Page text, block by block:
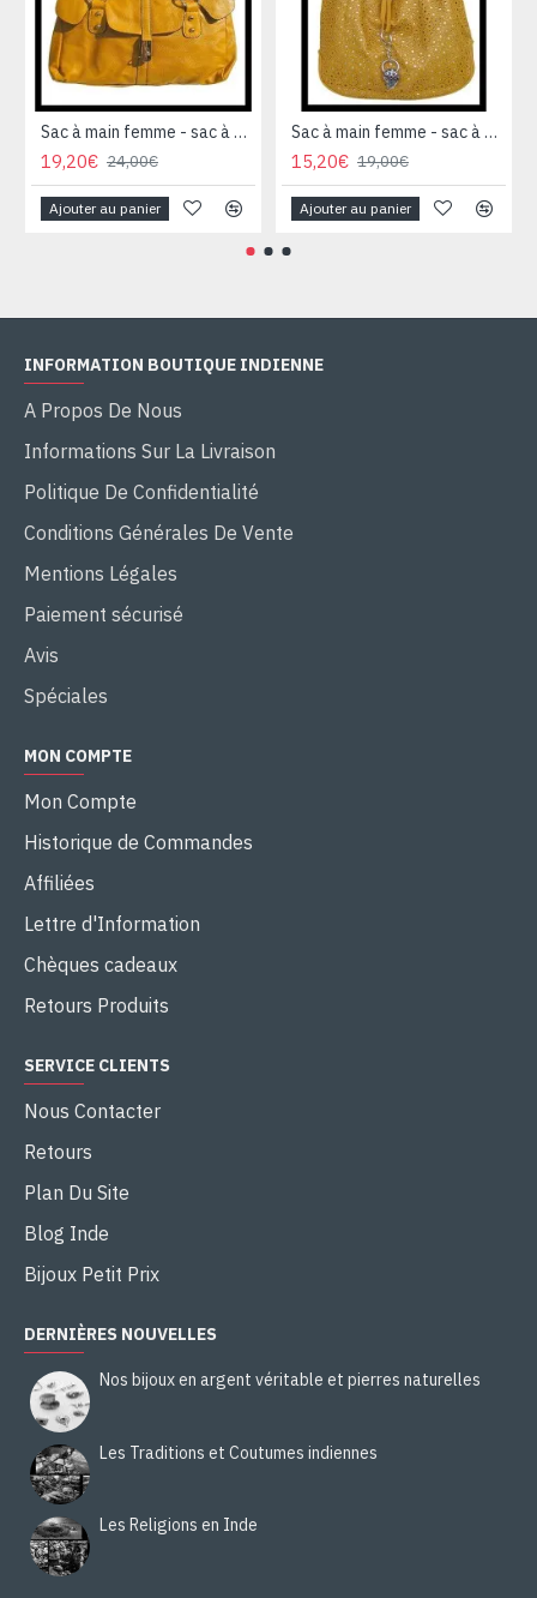
Sac à main femme - sac à main Jaune-Moutarde
19,20€ 24,00€
Ajouter au panier
Sac à main femme - sac à main Jaune-Moutarde
15,20€ 19,00€
Ajouter au panier
INFORMATION BOUTIQUE INDIENNE
A Propos De Nous
Informations Sur La Livraison
Politique De Confidentialité
Conditions Générales De Vente
Mentions Légales
Paiement sécurisé
Avis
Spéciales
MON COMPTE
Mon Compte
Historique de Commandes
Affiliées
Lettre d'Information
Chèques cadeaux
Retours Produits
SERVICE CLIENTS
Nous Contacter
Retours
Plan Du Site
Blog Inde
Bijoux Petit Prix
DERNIÈRES NOUVELLES
Nos bijoux en argent véritable et pierres naturelles
Les Traditions et Coutumes indiennes
Les Religions en Inde